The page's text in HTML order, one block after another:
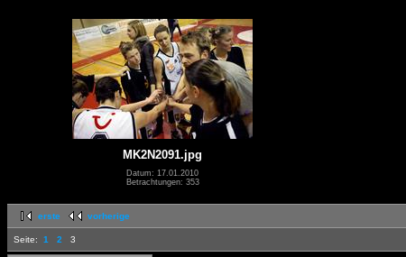
MK2N2091.jpg
Datum: 17.01.2010
Betrachtungen: 353
erste vorherige
Seite: 1 2 3